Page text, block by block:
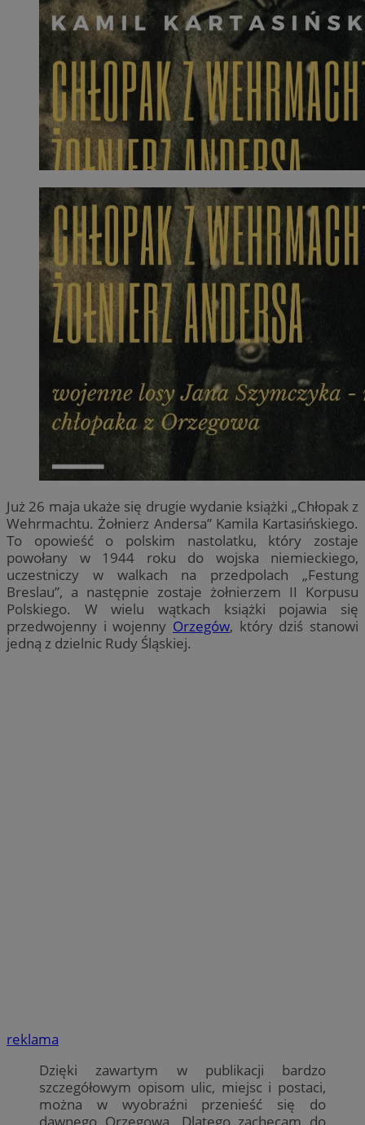
Już 26 maja ukaże się drugie wydanie książki „Chłopak z
Wehrmachtu. Żołnierz Andersa” Kamila Kartasińskiego.
To opowieść o polskim nastolatku, który zostaje
powołany w 1944 roku do wojska niemieckiego,
uczestniczy w walkach na przedpolach „Festung
Breslau”, a następnie zostaje żołnierzem II Korpusu
Polskiego. W wielu wątkach książki pojawia się
przedwojenny i wojenny Orzegów, który dziś stanowi
jedną z dzielnic Rudy Śląskiej.
reklama
Dzięki zawartym w publikacji bardzo
szczegółowym opisom ulic, miejsc i postaci,
można w wyobraźni przenieść się do